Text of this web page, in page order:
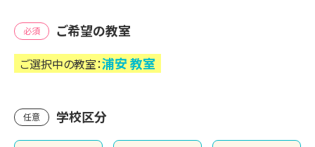
必須 ご希望の教室
ご選択中の教室：浦安教室
任意 学校区分